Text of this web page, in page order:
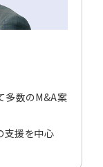
多数のM&A案
支援を中心